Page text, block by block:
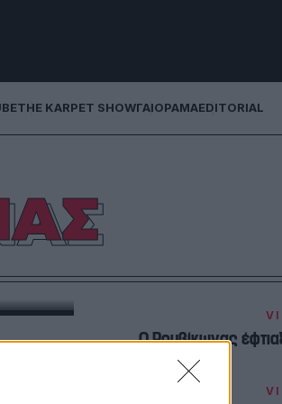
THE KARPET SHOWΓΑΙΟΡΑΜΑEDITORIAL
Ο Ρουβίκωνας